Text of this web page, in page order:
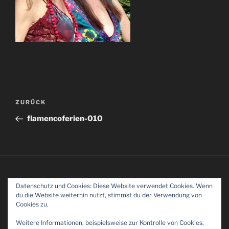
Vorheriger
Beitrag
ZURÜCK
flamencoferien-010
IMPRESSUM–DATENSCHUTZ
Datenschutz und Cookies: Diese Website verwendet Cookies. Wenn
du die Website weiterhin nutzt, stimmst du der Verwendung von
Cookies zu.
Weitere Informationen, beispielsweise zur Kontrolle von Cookies,